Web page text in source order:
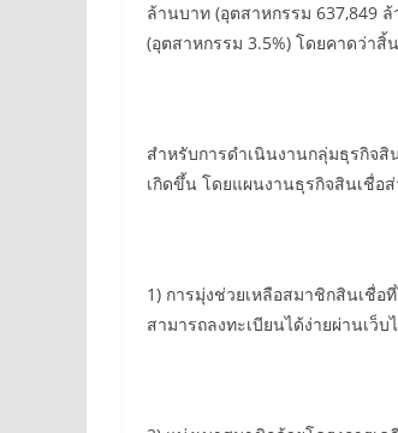
ล้านบาท (อุตสาหกรรม 637,849
(อุตสาหกรรม 3.5%) โดยคาดว่าสิ้
สำหรับการดำเนินงานกลุ่มธุรกิจ
เกิดขึ้น โดยแผนงานธุรกิจสินเชื่อ
1) การมุ่งช่วยเหลือสมาชิกสินเชื่อ
สามารถลงทะเบียนได้ง่ายผ่านเว็